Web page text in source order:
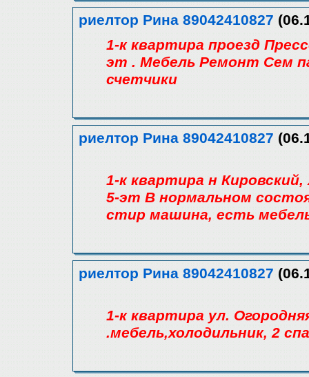
риелтор Рина 89042410827
1-к квартира проезд
эт . Мебель Ремонт Сем
счетчики
риелтор Рина 89042410827
1-к квартира н
5-эт В нормальном
стир машина, есть
риелтор Рина 89042410827
1-к квартира ул.
.мебель,холодильник, 2